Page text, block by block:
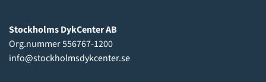
Stockholms DykCenter AB
Org.nummer 556767-1200
info@stockholmsdykcenter.se